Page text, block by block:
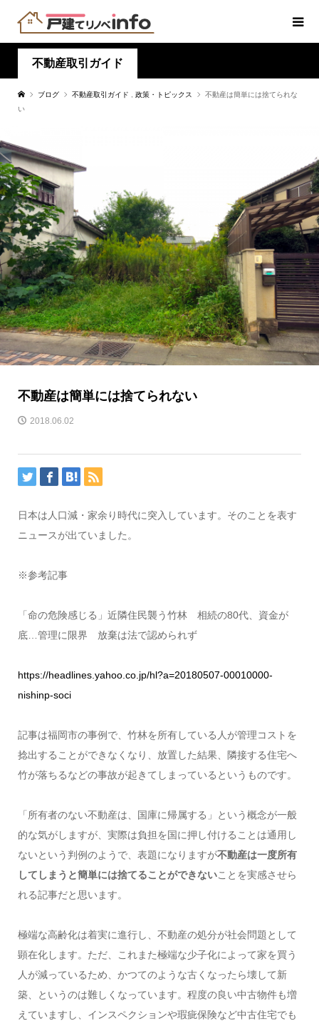
不動産取引ガイド
ブログ 不動産取引ガイド 政策・トピックス
不動産は簡単には捨てられな
い
不動産は簡単には捨てられない
2018.06.02
日本は人口減・家余り時代に突入しています。そのことを表す
ニュースが出ていました。
※参考記事
「命の危険感じる」近隣住民襲う竹林 相続の80代、資金が
底…管理に限界 放棄は法で認められず
https://headlines.yahoo.co.jp/hl?a=20180507-00010000-
nishinp-soci
記事は福岡市の事例で、竹林を所有している人が管理コストを
捻出することができなくなり、放置した結果、隣接する住宅へ
竹が落ちるなどの事故が起きてしまっているというものです。
「所有者のない不動産は、国庫に帰属する」という概念が一般
的な気がしますが、実際は負担を国に押し付けることは通用し
ないという判例のようで、表題になりますが不動産は一度所有
してしまうと簡単には捨てることができないことを実感させら
れる記事だと思います。
極端な高齢化は着実に進行し、不動産の処分が社会問題として
顕在化します。ただ、これまた極端な少子化によって家を買う
人が減っているため、かつてのような古くなったら壊して新
築、というのは難しくなっています。程度の良い中古物件も増
えていますし、インスペクションや瑕疵保険など中古住宅でも